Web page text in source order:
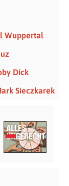
Wuppertal
Dick
Sieczkarek